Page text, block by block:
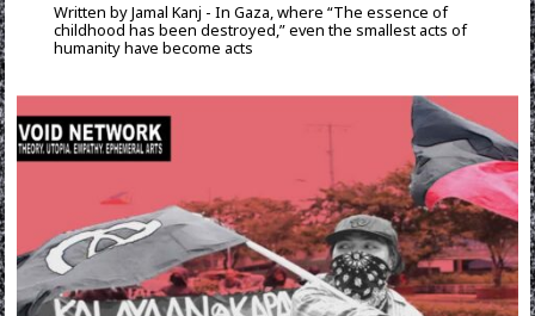
Written by Jamal Kanj - In Gaza, where “The essence of
childhood has been destroyed,” even the smallest acts of
humanity have become acts